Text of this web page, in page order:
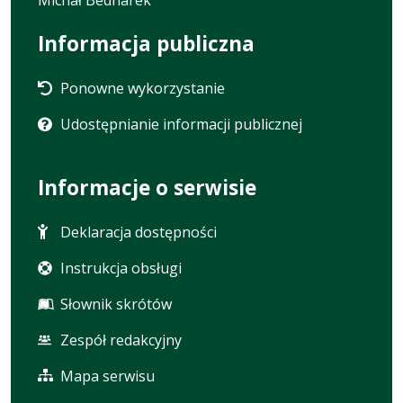
Informacja publiczna
Ponowne wykorzystanie
Udostępnianie informacji publicznej
Informacje o serwisie
Deklaracja dostępności
Instrukcja obsługi
Słownik skrótów
Zespół redakcyjny
Mapa serwisu